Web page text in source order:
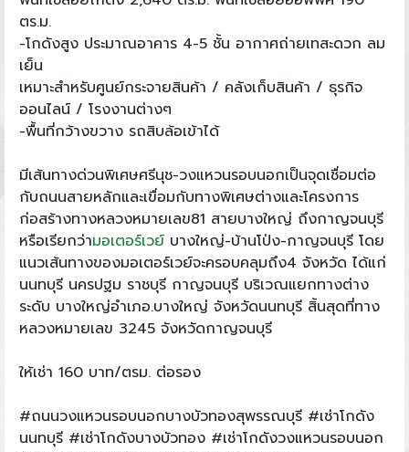
ตร.ม.
-โกดังสูง ประมาณอาคาร 4-5 ชั้น อากาศถ่ายเทสะดวก ลม
เย็น
เหมาะสำหรับศูนย์กระจายสินค้า / คลังเก็บสินค้า / ธุรกิจ
ออนไลน์ / โรงงานต่างๆ
-พื้นที่กว้างขวาง รถสิบล้อเข้าได้
มีเส้นทางด่วนพิเศษศรีนุช-วงแหวนรอบนอกเป็นจุดเชื่อมต่อ
กับถนนสายหลักและเขื่อมกับทางพิเศษต่างและโครงการ
ก่อสร้างทางหลวงหมายเลข81 สายบางใหญ่ ถึงกาญจนบุรี
หรือเรียกว่ามอเตอร์เวย์บางใหญ่-บ้านโป่ง-กาญจนบุรี โดย
แนวเส้นทางของมอเตอร์เวย์จะครอบคลุมถึง4 จังหวัด ได้แก่
นนทบุรี นครปฐม ราชบุรี กาญจนบุรี บริเวณแยกทางต่าง
ระดับ บางใหญ่อำเภอ.บางใหญ่ จังหวัดนนทบุรี สิ้นสุดที่ทาง
หลวงหมายเลข 3245 จังหวัดกาญจนบุรี
ให้เช่า 160 บาท/ตรม. ต่อรอง
#ถนนวงแหวนรอบนอกบางบัวทองสุพรรณบุรี #เช่าโกดัง
นนทบุรี #เช่าโกดังบางบัวทอง #เช่าโกดังวงแหวนรอบนอก